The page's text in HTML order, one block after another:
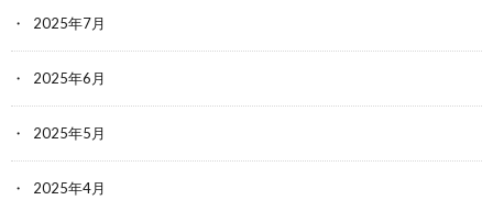
2025年7月
2025年6月
2025年5月
2025年4月